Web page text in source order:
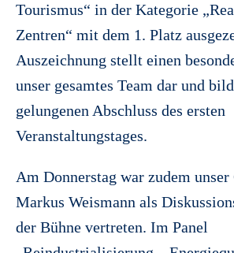
Tourismus“ in der Kategorie
Zentren“ mit dem 1. Platz
Auszeichnung stellt einen
unser gesamtes Team dar und
gelungenen Abschluss des ersten
Veranstaltungstages.
Am Donnerstag war zudem
Markus Weismann als
der Bühne vertreten. Im Panel